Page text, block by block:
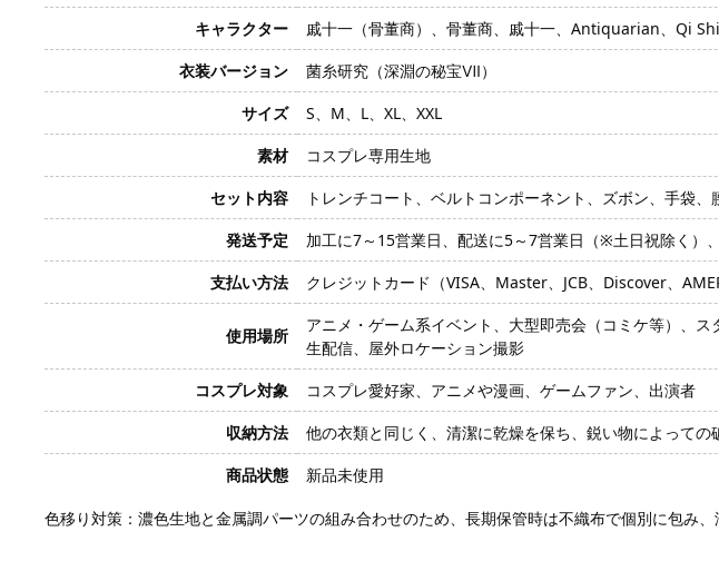
キャラクター
戚十一（骨董商）、骨董商、戚十一、Antiquarian、Qi
衣装バージョン
菌糸研究（深淵の秘宝Ⅶ）
サイズ
S、M、L、XL、XXL
素材
コスプレ専用生地
セット内容
トレンチコート、ベルトコンポーネント、ズボン、手袋、
発送予定
加工に7～15営業日、配送に5～7営業日（※土日祝除く）
支払い方法
クレジットカード（VISA、Master、JCB、Discover、
使用場所
アニメ・ゲーム系イベント、大型即売会（コミケ等）、
生配信、屋外ロケーション撮影
コスプレ対象
コスプレ愛好家、アニメや漫画、ゲームファン、出演者
収納方法
他の衣類と同じく、清潔に乾燥を保ち、鋭い物によっての
商品状態
新品未使用
色移り対策：濃色生地と金属調パーツの組み合わせのため、長期保管時は不織布で個別に包み